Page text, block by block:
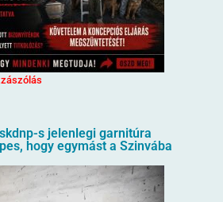
s jelenlegi garnitúra
hogy egymást a Szinvába